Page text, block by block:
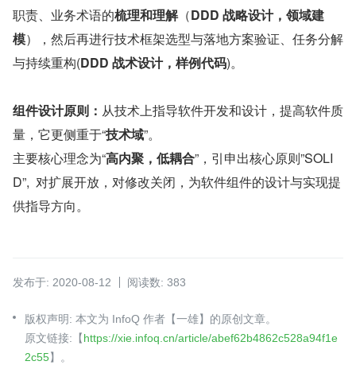
职责、业务术语的梳理和理解（DDD 战略设计，领域建
模），然后再进行技术框架选型与落地方案验证、任务分解
与持续重构(DDD 战术设计，样例代码)。
组件设计原则： 从技术上指导软件开发和设计，提高软件质
量，它更侧重于“技术域”。
主要核心理念为“高内聚，低耦合”，引申出核心原则”SOLI
D”,  对扩展开放，对修改关闭，为软件组件的设计与实现提
供指导方向。
发布于: 2020-08-12 阅读数: 383
版权声明: 本文为 InfoQ 作者【一雄】的原创文章。
原文链接:【https://xie.infoq.cn/article/abef62b4862c528a94f1e
2c55】。